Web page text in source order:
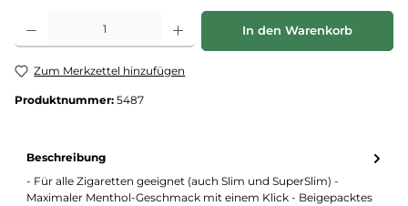
Produkt Anzahl: Gib den gewünschten Wert ein oder benutze die Schaltflächen
In den Warenkorb
Zum Merkzettel hinzufügen
Produktnummer: 5487
Beschreibung
- Für alle Zigaretten geeignet (auch Slim und SuperSlim) -
Maximaler Menthol-Geschmack mit einem Klick - Beigepacktes